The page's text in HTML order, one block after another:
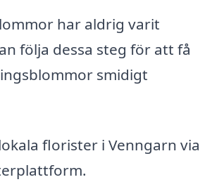
har aldrig varit
följa dessa steg för att få
smidigt
florister i Venngarn via